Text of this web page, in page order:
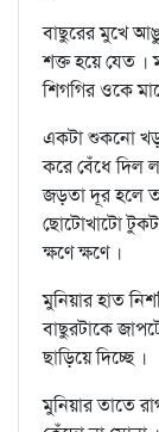
বাছুরের মুখে
শক্ত হয়ে যেত ।
শিগগির ওকে
একটা শুকনো খড়
করে বেঁধে দিল
জড়তা দূর হলে
ছোটোখাটো
ক্ষণে ক্ষণে ।
মুনিয়ার হাত
বাছুরটাকে
ছাড়িয়ে দিচ্ছে ।
মুনিয়ার তাতে